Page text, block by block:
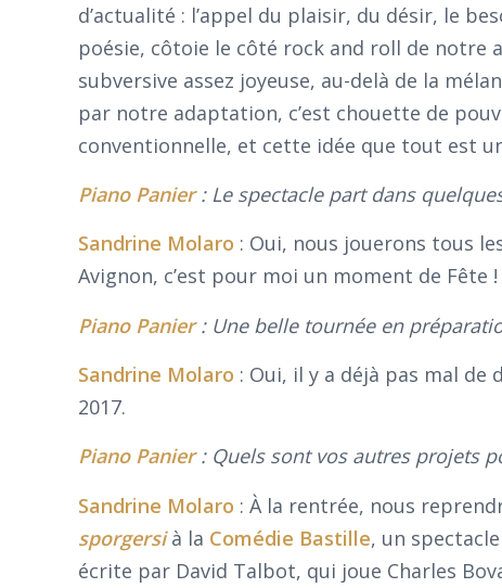
d’actualité : l’appel du plaisir, du désir, le
poésie, côtoie le côté rock and roll de notre
subversive assez joyeuse, au-delà de la
par notre adaptation, c’est chouette de
conventionnelle, et cette idée que tout est
Piano Panier: Le spectacle part dans
Sandrine Molaro : Oui, nous jouerons tous
Avignon, c’est pour moi un moment de Fête !
Piano Panier: Une belle tournée en
Sandrine Molaro : Oui, il y a déjà pas mal
2017.
Piano Panier: Quels sont vos autres projets
Sandrine Molaro : À la rentrée, nous
sporgersià la Comédie Bastille, un
écrite par David Talbot, qui joue Charles